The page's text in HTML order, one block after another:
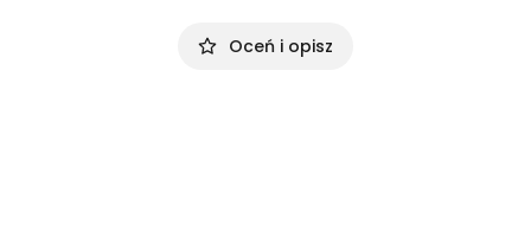
Oceń i opisz